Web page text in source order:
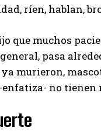
ríen, hablan,
que muchos
pasa
murieron,
no